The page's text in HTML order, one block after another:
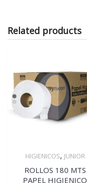
Related products
Quick View
HIGIENICOS, JUNIOR
ROLLOS 180 MTS
PAPEL HIGIENICO